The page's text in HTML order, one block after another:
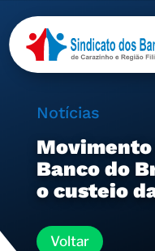
Notícias
Banco do
o custeio
Voltar